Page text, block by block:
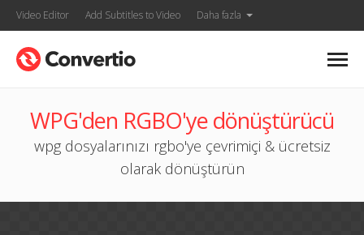
Video Editor Add Subtitles to Video Daha fazla
WPG'den RGBO'ye dönüştürücü
wpg dosyalarınızı rgbo'ye çevrimiçi & ücretsiz
olarak dönüştürün